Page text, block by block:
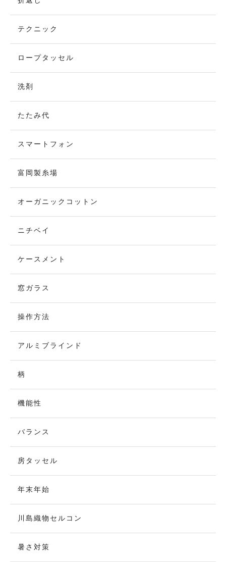
テクニック
ロープタッセル
洗剤
たたみ代
スマートフォン
富岡製糸場
オーガニックコットン
ニチベイ
ケースメント
窓ガラス
操作方法
アルミブラインド
柄
機能性
バランス
房タッセル
年末年始
川島織物セルコン
暑さ対策